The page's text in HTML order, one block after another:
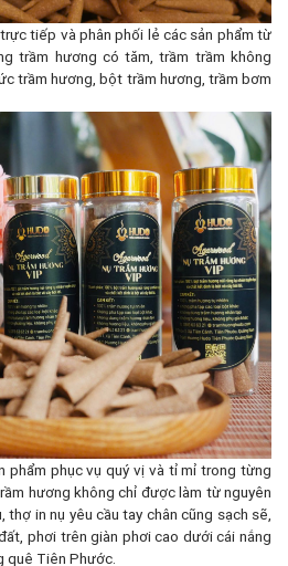
tiếp và phân phối lẻ các sản phẩm từ
trầm hương có tăm, trầm trầm không
trầm hương, bột trầm hương, trầm bơm
phẩm phục vụ quý vị và tỉ mỉ trong từng
hương không chỉ được làm từ nguyên
thợ in nụ yêu cầu tay chân cũng sạch sẽ,
phơi trên giàn phơi cao dưới cái nắng
quê Tiên Phước.